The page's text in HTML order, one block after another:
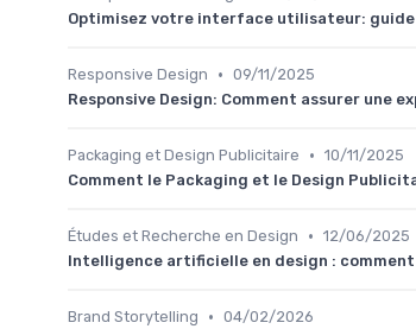
Optimisez votre interface utilisateur:
Responsive Design • 09/11/2025
Responsive Design: Comment assurer une
Packaging et Design Publicitaire • 10/11/2025
Comment le Packaging et le Design
Études et Recherche en Design • 12/06/2025
Intelligence artificielle en design :
Brand Storytelling • 04/02/2026